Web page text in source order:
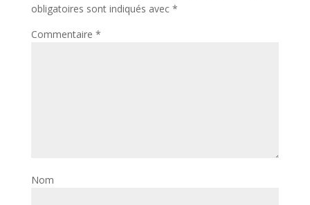
obligatoires sont indiqués avec *
Commentaire *
Nom